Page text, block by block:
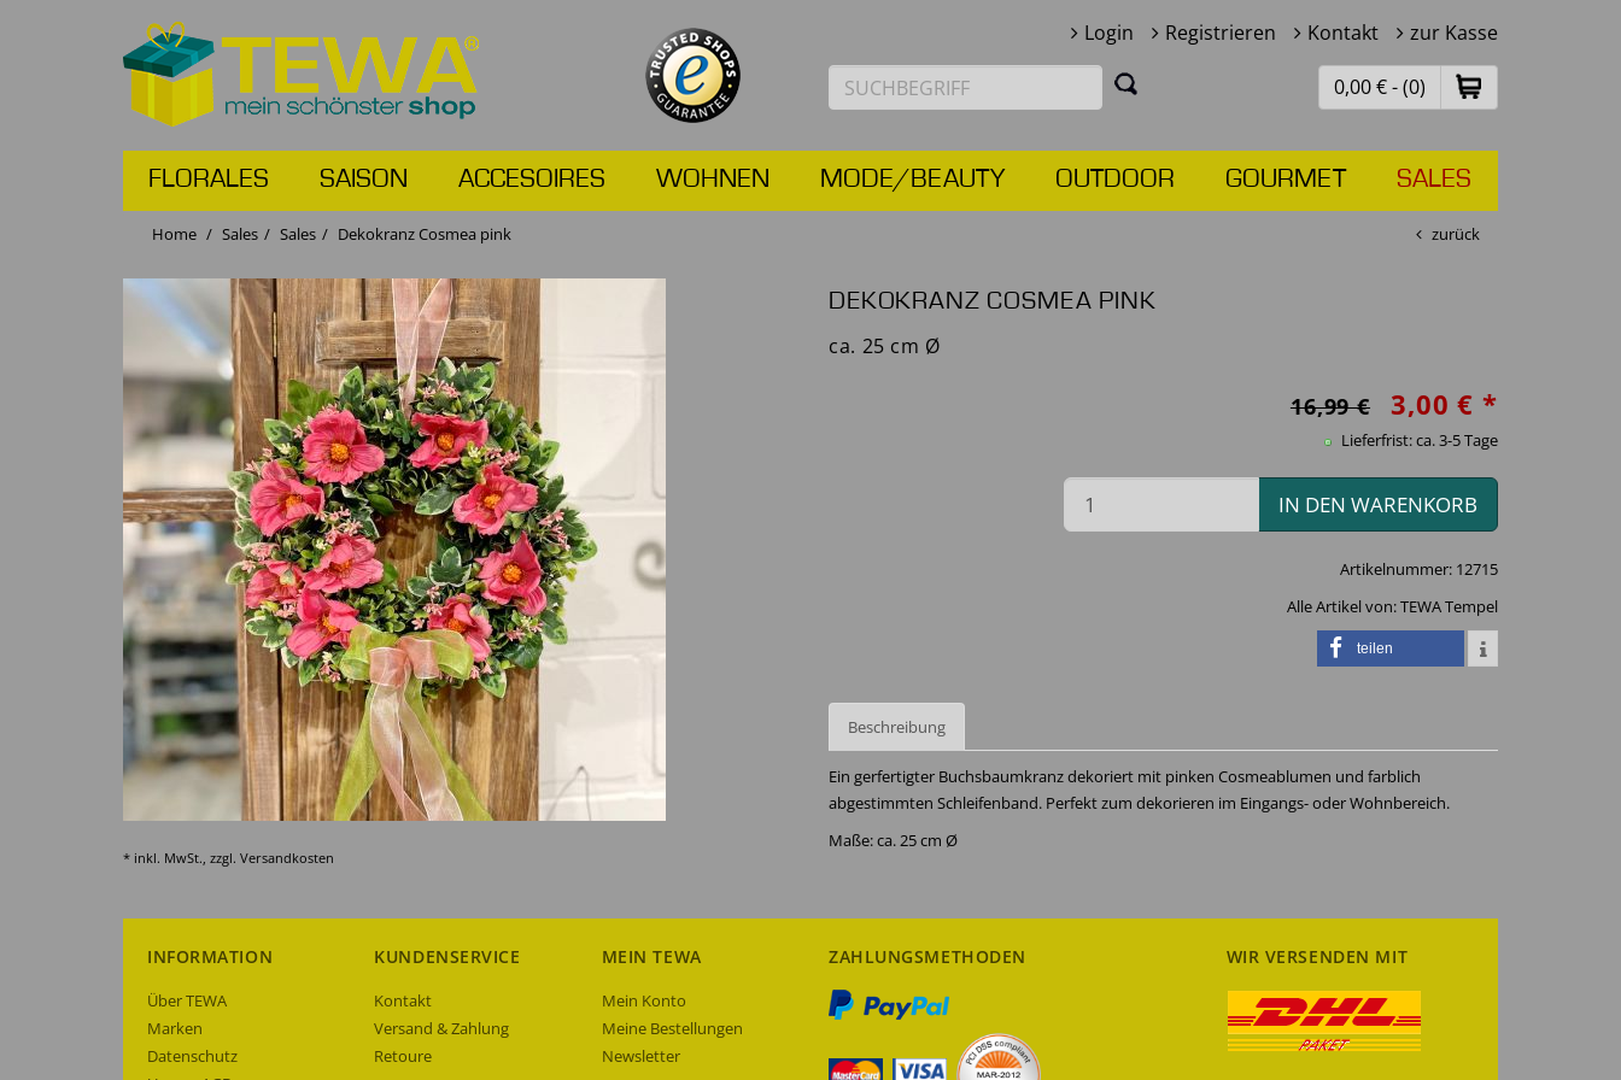
Login Registrieren Kontakt zur Kasse
0,00 € - (0)
FLORALES SAISON ACCESOIRES WOHNEN MODE/BEAUTY OUTDOOR GOURMET SALES
Home Sales Sales Dekokranz Cosmea pink zurück
* inkl. MwSt., zzgl. Versandkosten
DEKOKRANZ COSMEA PINK
ca. 25 cm Ø
16,99 € 3,00 € *
Lieferfrist: ca. 3-5 Tage
IN DEN WARENKORB
Artikelnummer: 12715
Alle Artikel von:TEWA Tempel
teilen
Beschreibung
Ein gerfertigter Buchsbaumkranz dekoriert mit pinken Cosmeablumen und farblich
abgestimmten Schleifenband. Perfekt zum dekorieren im Eingangs- oder Wohnbereich.
Maße: ca. 25 cm Ø
INFORMATION
Über TEWA
Marken
Datenschutz
KUNDENSERVICE
Kontakt
Versand & Zahlung
Retoure
MEIN TEWA
Mein Konto
Meine Bestellungen
Newsletter
ZAHLUNGSMETHODEN WIR VERSENDEN MIT